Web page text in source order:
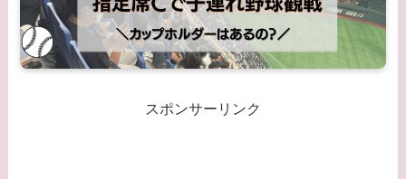
スポンサーリンク